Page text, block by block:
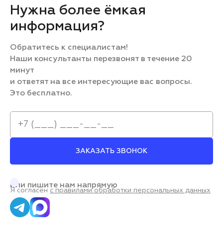
Нужна более ёмкая
информация?
Обратитесь к специалистам!
Наши консультанты перезвонят в течение 20
минут
и ответят на все интересующие вас вопросы.
Это бесплатно.
ЗАКАЗАТЬ ЗВОНОК
Я согласен с правилами обработки персональных данных
или пишите нам напрямую